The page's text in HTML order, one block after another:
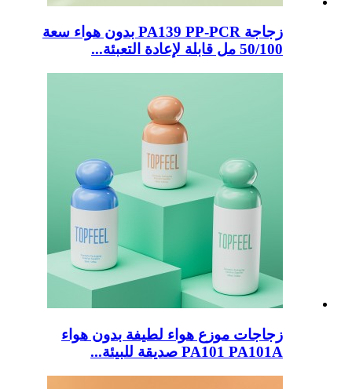
زجاجة PA139 PP-PCR بدون هواء سعة
50/100 مل قابلة لإعادة التعبئة...
زجاجات موزع هواء لطيفة بدون هواء
PA101 PA101A صديقة للبيئة...